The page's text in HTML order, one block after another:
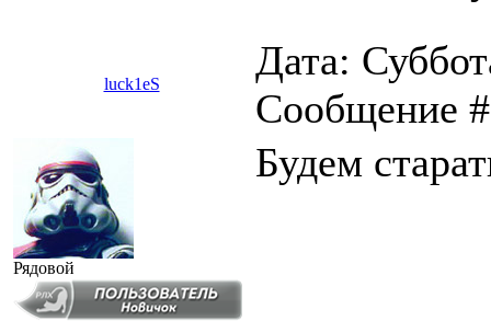
luck1eS
Дата:
Сообщение
Рядовой
Будем